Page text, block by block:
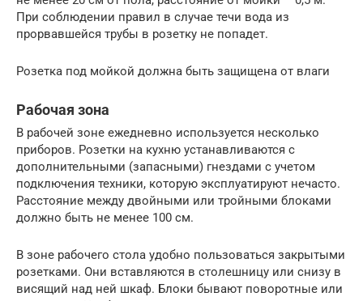
При соблюдении правил в случае течи вода из
прорвавшейся трубы в розетку не попадет.
Розетка под мойкой должна быть защищена от влаги
Рабочая зона
В рабочей зоне ежедневно используется несколько
приборов. Розетки на кухню устанавливаются с
дополнительными (запасными) гнездами с учетом
подключения техники, которую эксплуатируют нечасто.
Расстояние между двойными или тройными блоками
должно быть не менее 100 см.
В зоне рабочего стола удобно пользоваться закрытыми
розетками. Они вставляются в столешницу или снизу в
висящий над ней шкаф. Блоки бывают поворотные или